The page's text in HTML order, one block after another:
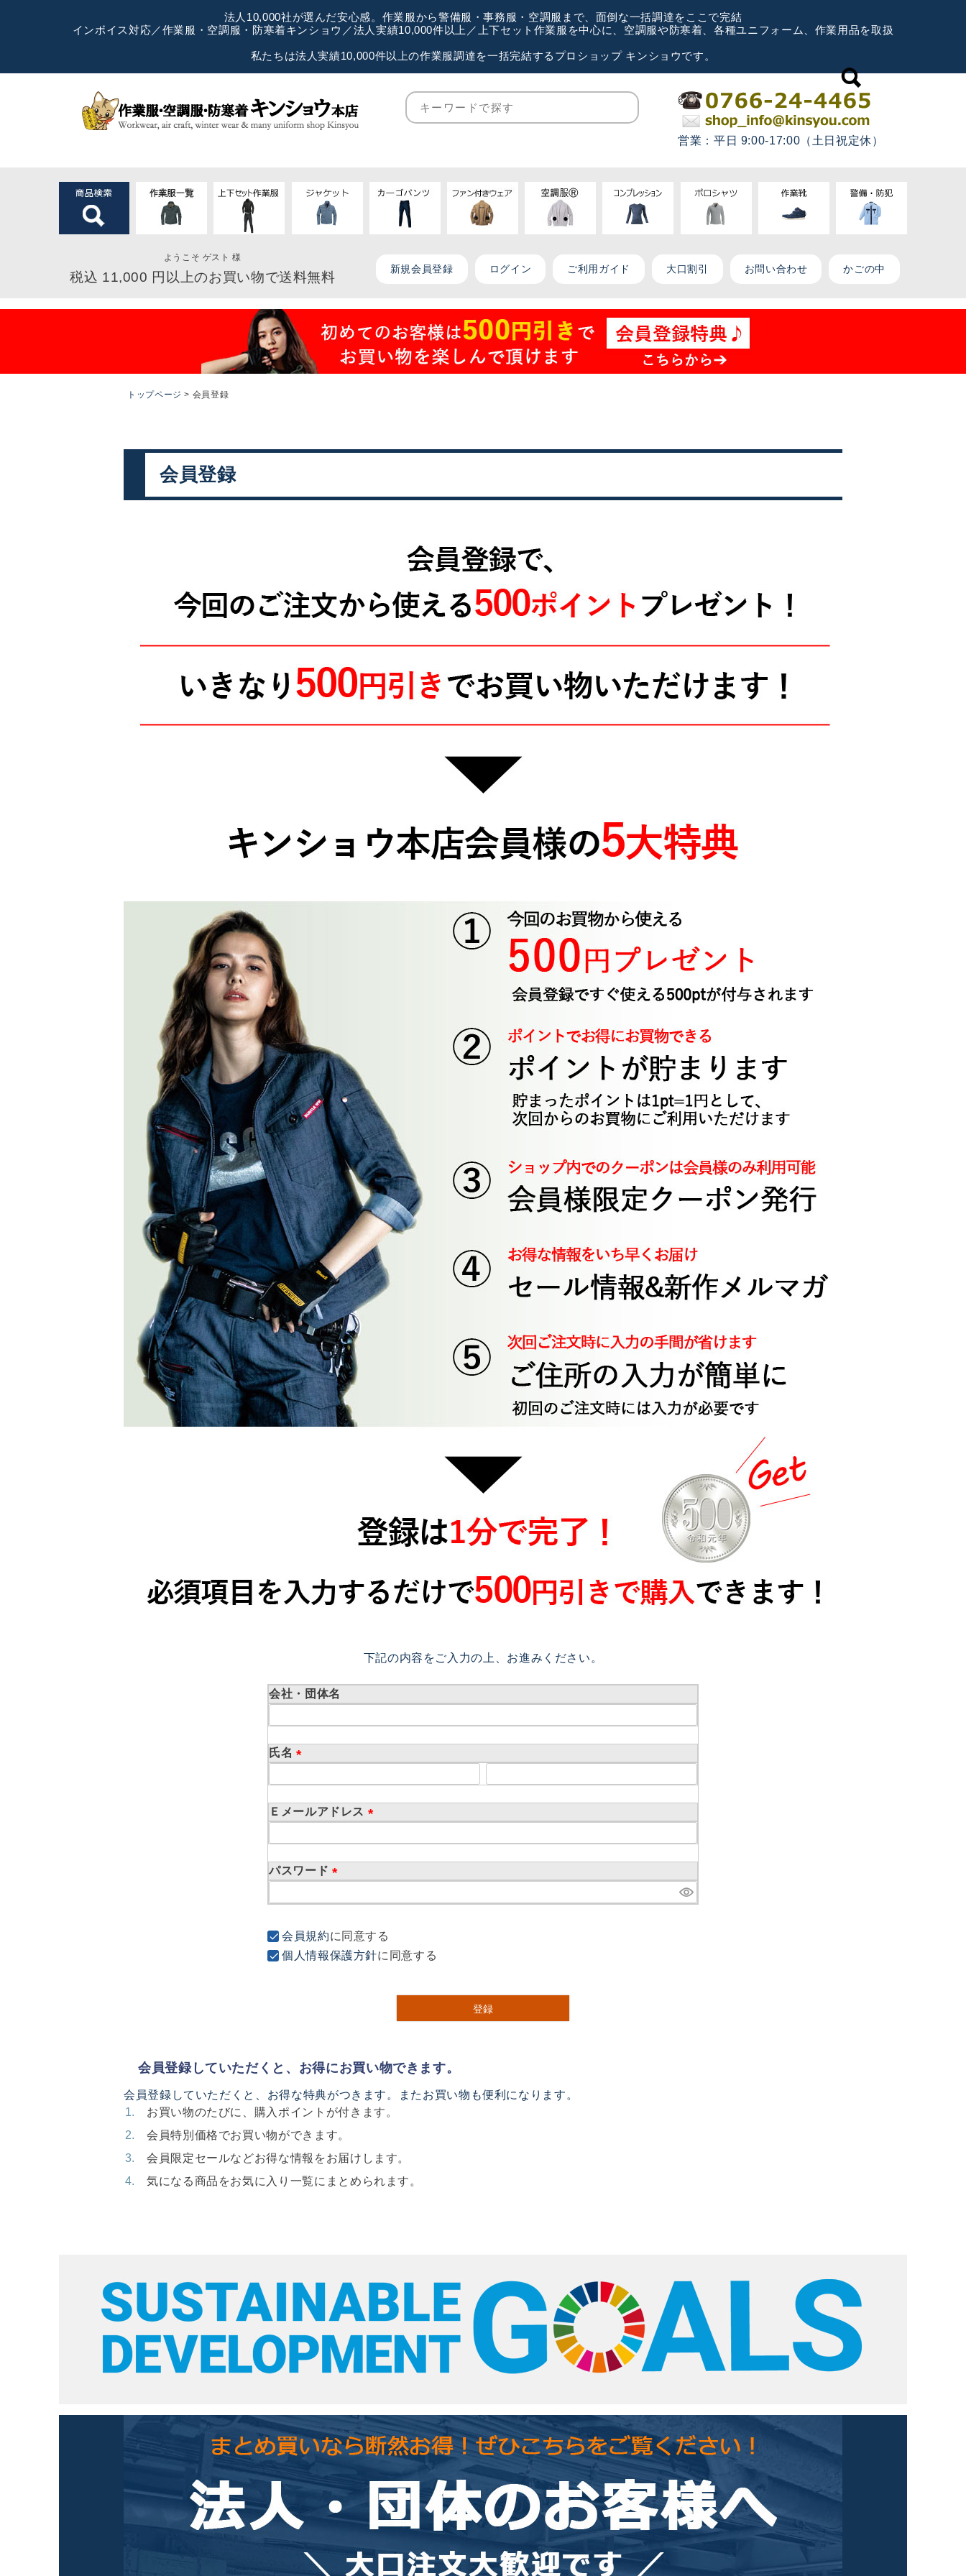
法人10,000社が選んだ安心感。作業服から警備服・事務服・空調服まで、面倒な一括調達をここで完結
インボイス対応／作業服・空調服・防寒着キンショウ／法人実績10,000件以上／上下セット作業服を中心に、空調服や防寒着、各種ユニフォーム、作業用品を取扱
私たちは法人実績10,000件以上の作業服調達を一括完結するプロショップ キンショウです。
営業：平日 9:00-17:00（土日祝定休）
ようこそ ゲスト 様
税込 11,000 円以上のお買い物で送料無料
新規会員登録 ログイン ご利用ガイド 大口割引 お問い合わせ かごの中
トップページ 会員登録
会員登録
下記の内容をご入力の上、お進みください。
会社・団体名
氏名
須
)
Ｅメールアドレス
)
パスワード
必
)
会員規約に同意する
個人情報保護方針に同意する
登録
会員登録していただくと、お得にお買い物できます。
会員登録していただくと、お得な特典がつきます。またお買い物も便利になります。
お買い物のたびに、購入ポイントが付きます。
会員特別価格でお買い物ができます。
会員限定セールなどお得な情報をお届けします。
気になる商品をお気に入り一覧にまとめられます。